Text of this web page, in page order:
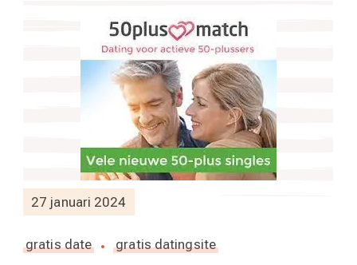
27 januari 2024
gratis date gratis datingsite